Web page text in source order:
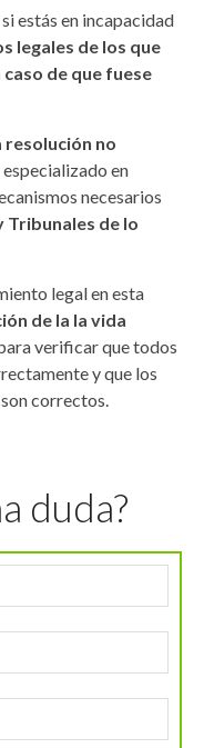
estás en incapacidad
legales de los que
de que fuese
resolución no
en
necesarios
Tribunales de lo
legal en esta
de la la vida
verificar que todos
y que los
correctos.
duda?